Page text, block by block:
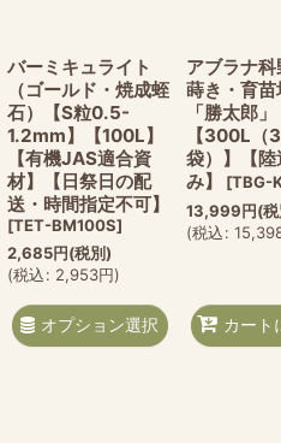
バーミキュライト
（ゴールド・焼成蛭
石）【S粒0.5-
1.2mm】【100L】
【有機JAS適合資
材】【日祭日の配
送・時間指定不可】
[TET-BM100S]
2,685円(税別)
(税込: 2,953円)
オプション選択
アブラナ
蒔き・育苗
「勝太郎」
【300L（
袋）】【
み】
[TBG-
13,999円(
(税込:
カート